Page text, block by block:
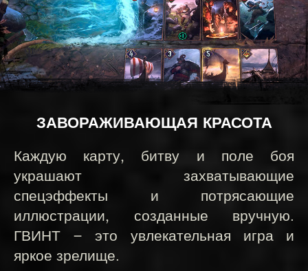
ЗАВОРАЖИВАЮЩАЯ КРАСОТА
Каждую карту, битву и поле боя
украшают захватывающие
спецэффекты и потрясающие
иллюстрации, созданные вручную.
ГВИНТ — это увлекательная игра и
яркое зрелище.